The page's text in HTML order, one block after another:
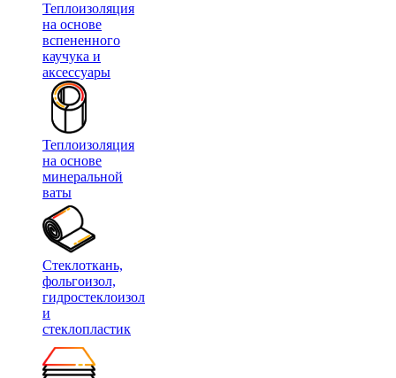
Теплоизоляция
на основе
вспененного
каучука и
аксессуары
Теплоизоляция
на основе
минеральной
ваты
Стеклоткань,
фольгоизол,
гидростеклоизол
и
стеклопластик